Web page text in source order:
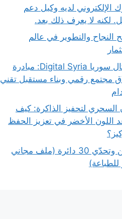
الإلكتروني لديه وكيل دعم
لكنه لا يعرف ذلك بعد.
النجاح والتطوير في عالم
ديجيتال سوريا Digital Syria: مبادرة
مجتمع رقمي وبناء مستقبل تقني
السحري لتحفيز الذاكرة: كيف
اللون الأخضر في تعزيز الحفظ
تمرين وتحدّي 30 دائرة (ملف مجاني
للطباعة)